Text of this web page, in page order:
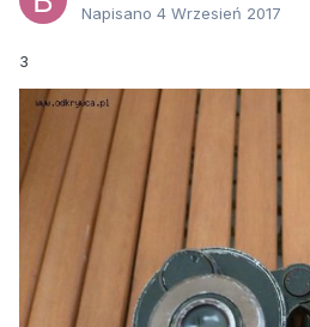
Napisano 4 Wrzesień 2017
3